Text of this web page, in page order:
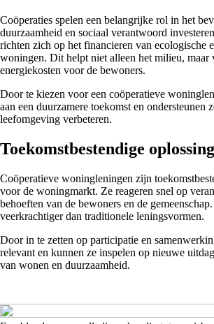
Coöperaties spelen een belangrijke rol in het
duurzaamheid en sociaal verantwoord
richten zich op het financieren van ecologische
woningen. Dit helpt niet alleen het milieu, maar
energiekosten voor de bewoners.
Door te kiezen voor een coöperatieve
aan een duurzamere toekomst en ondersteunen
leefomgeving verbeteren.
Toekomstbestendige
Coöperatieve woningleningen zijn
voor de woningmarkt. Ze reageren snel op
behoeften van de bewoners en de
veerkrachtiger dan traditionele leningsvormen.
Door in te zetten op participatie en
relevant en kunnen ze inspelen op nieuwe
van wonen en duurzaamheid.